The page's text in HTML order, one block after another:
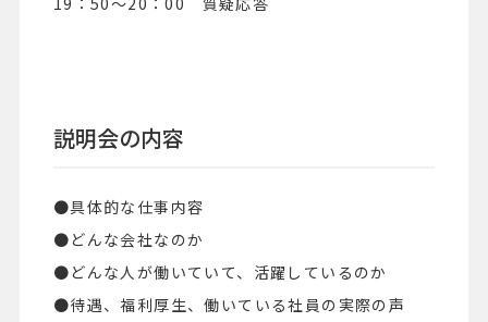
説明会の内容
●具体的な仕事内容
●どんな会社なのか
●どんな人が働いていて、活躍しているのか
●待遇、福利厚生、働いている社員の実際の声